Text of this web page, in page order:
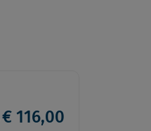
€ 116,00